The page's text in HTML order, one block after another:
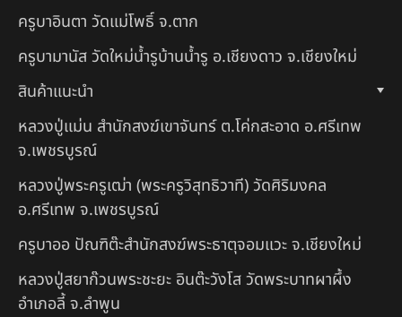
ครูบาอินตา วัดแม่โพธิ์ จ.ตาก
ครูบามานัส วัดใหม่น้ำรูบ้านน้ำรู อ.เชียงดาว จ.เชียงใหม่
สินค้าแนะนำ
หลวงปู่แม่น สำนักสงฆ์เขาจันทร์ ต.โค่กสะอาด อ.ศรีเทพ
จ.เพชรบูรณ์
หลวงปู่พระครูเฒ่า (พระครูวิสุทธิวาที) วัดศิริมงคล
อ.ศรีเทพ จ.เพชรบูรณ์
ครูบาออ ปัณฑิต๊ะสำนักสงฆ์พระธาตุจอมแวะ จ.เชียงใหม่
หลวงปู่สยาก๊วนพระชะยะ อินต๊ะวังโส วัดพระบาทผาผึ้ง
อำเภอลี้ จ.ลำพูน